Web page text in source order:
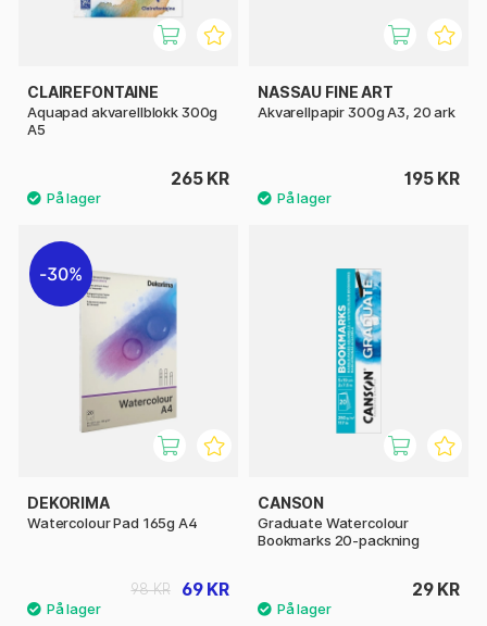
CLAIREFONTAINE
Aquapad akvarellblokk 300g
A5
265 KR
NASSAU FINE ART
Akvarellpapir 300g A3, 20 ark
195 KR
30%
DEKORIMA
Watercolour Pad 165g A4
69 KR
98 KR
CANSON
Graduate Watercolour
Bookmarks 20-packning
29 KR